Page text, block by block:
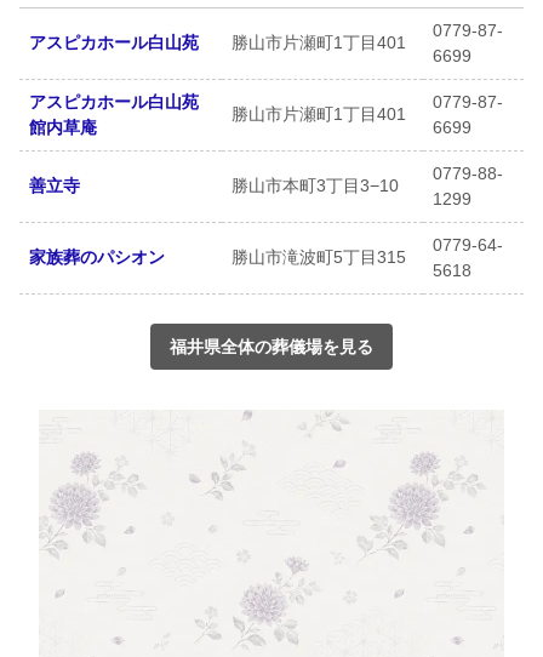
アスピカホール白山苑 勝山市片瀬町1丁目401
0779-87-
6699
アスピカホール白山苑
館内草庵
勝山市片瀬町1丁目401
0779-87-
6699
善立寺 勝山市本町3丁目3−10
0779-88-
1299
家族葬のパシオン 勝山市滝波町5丁目315
0779-64-
5618
福井県全体の葬儀場を見る